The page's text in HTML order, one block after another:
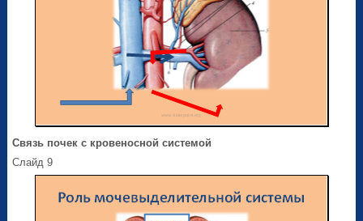
Связь почек с кровеносной системой
Слайд 9